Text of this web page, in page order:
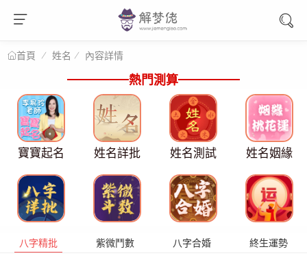
首頁 姓名 內容詳情
熱門測算
寶寶起名 姓名詳批 姓名測試 姓名姻緣
八字精批 紫微鬥數 八字合婚 終生運勢